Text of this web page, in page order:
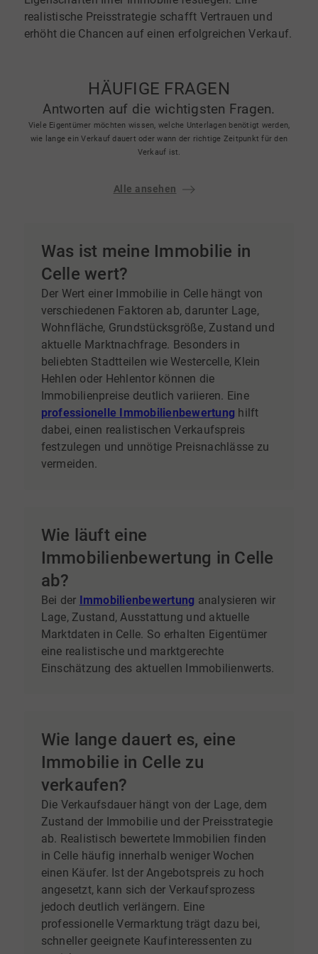
realistische Preisstrategie schafft Vertrauen und
erhöht die Chancen auf einen erfolgreichen Verkauf.
HÄUFIGE FRAGEN
Antworten auf die wichtigsten Fragen.
Viele Eigentümer möchten wissen, welche Unterlagen benötigt werden,
wie lange ein Verkauf dauert oder wann der richtige Zeitpunkt für den
Verkauf ist.
Alle ansehen
Was ist meine Immobilie in
Celle wert?
Der Wert einer Immobilie in Celle hängt von
verschiedenen Faktoren ab, darunter Lage,
Wohnfläche, Grundstücksgröße, Zustand und
aktuelle Marktnachfrage. Besonders in
beliebten Stadtteilen wie Westercelle, Klein
Hehlen oder Hehlentor können die
Immobilienpreise deutlich variieren. Eine
professionelle Immobilienbewertung hilft
dabei, einen realistischen Verkaufspreis
festzulegen und unnötige Preisnachlässe zu
vermeiden.
Wie läuft eine
Immobilienbewertung in Celle
ab?
Bei der Immobilienbewertung analysieren wir
Lage, Zustand, Ausstattung und aktuelle
Marktdaten in Celle. So erhalten Eigentümer
eine realistische und marktgerechte
Einschätzung des aktuellen Immobilienwerts.
Wie lange dauert es, eine
Immobilie in Celle zu
verkaufen?
Die Verkaufsdauer hängt von der Lage, dem
Zustand der Immobilie und der Preisstrategie
ab. Realistisch bewertete Immobilien finden
in Celle häufig innerhalb weniger Wochen
einen Käufer. Ist der Angebotspreis zu hoch
angesetzt, kann sich der Verkaufsprozess
jedoch deutlich verlängern. Eine
professionelle Vermarktung trägt dazu bei,
schneller geeignete Kaufinteressenten zu